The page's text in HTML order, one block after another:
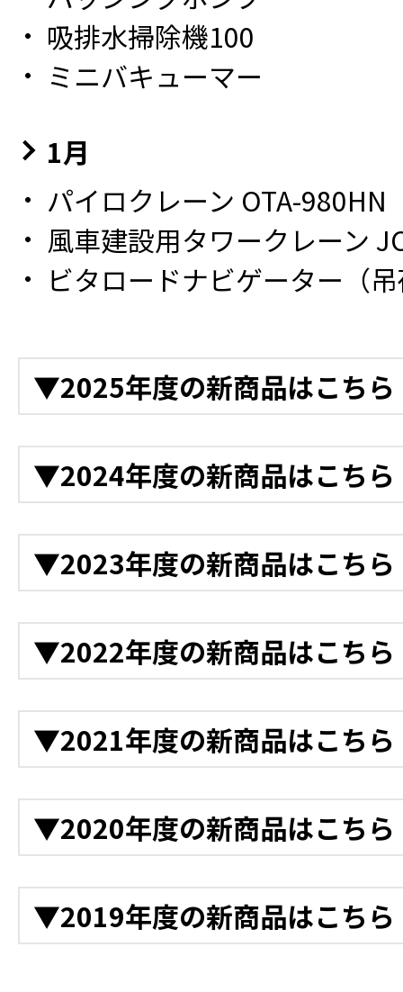
吸排水掃除機100
ミニバキューマー
1月
パイロクレーン OTA-980HN
風車建設用タワークレーン
ビタロードナビゲーター（
▼2025年度の新商品はこちら
12月
衝突被害軽減アシスト装
後付け衝突軽減システム
ラ
ホー
11月
ゲート付きカゴ台車
クローラー台車
アルカートスカイ
10月
▼2024年度の新商品はこちら
12月
電動バックホー
電動ドライコンプレッサ
電動ランマー
電動プレート
11月
電動階段運搬車 NEO電ネ
バッテリー式運搬車
充電式バッテリー工具 4
▼2023年度の新商品はこちら
12月
軌陸Vダンプ D-1628
軌陸バックホー
鉄道用LED投光機
11月
トンネル点検プラットフ
高所作業車 トラック式 バ
高所作業車 トラック式
▼2022年度の新商品はこちら
12月
アルミ製収納庫台車
ハンドパレット（自走式
フォークリフト
11月
▼2021年度の新商品はこちら
12月
衝突警報装置（高所作業
クラウドカメラ
▼2020年度の新商品はこちら
12月
デジタル温度計
▼2019年度の新商品はこちら